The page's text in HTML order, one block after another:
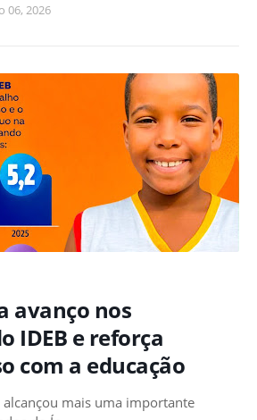
06, 2026
avanço nos
IDEB e reforça
com a educação
mais uma importante